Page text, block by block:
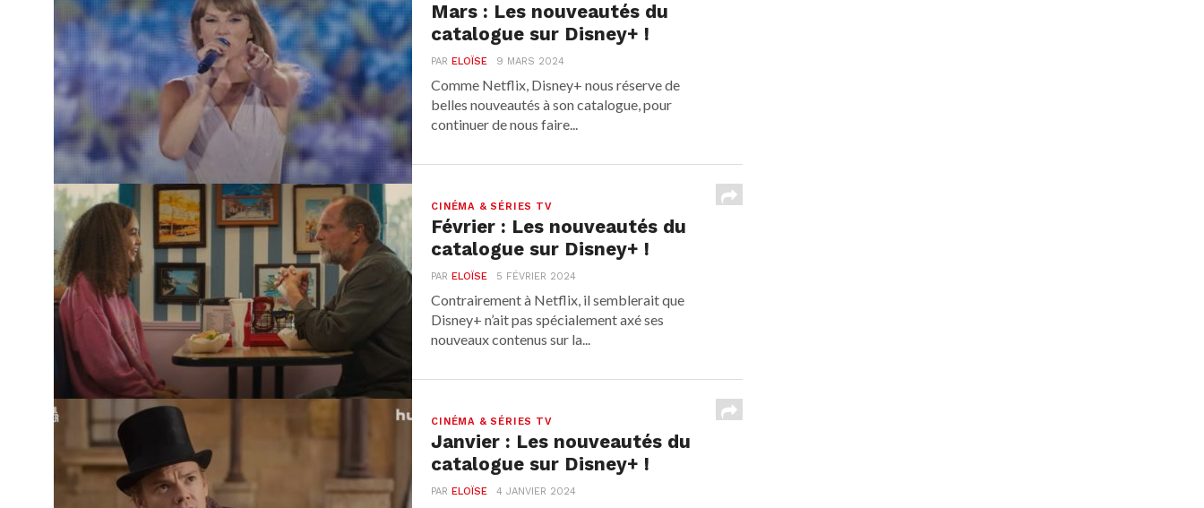
Mars : Les nouveautés du
catalogue sur Disney+ !
PARELOÏSE 9 MARS 2024
Comme Netflix, Disney+ nous réserve de
belles nouveautés à son catalogue, pour
continuer de nous faire...
CINÉMA & SÉRIES TV
Février : Les nouveautés du
catalogue sur Disney+ !
PARELOÏSE 5 FÉVRIER 2024
Contrairement à Netflix, il semblerait que
Disney+ n’ait pas spécialement axé ses
nouveaux contenus sur la...
CINÉMA & SÉRIES TV
Janvier : Les nouveautés du
catalogue sur Disney+ !
PARELOÏSE 4 JANVIER 2024